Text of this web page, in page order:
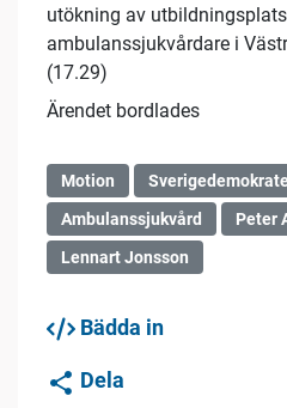
utökning av
ambulanssjukvårdare i
(17.29)
Ärendet bordlades
Motion
Ambulanssjukvård
Peter
Lennart Jonsson
Bädda in
Dela